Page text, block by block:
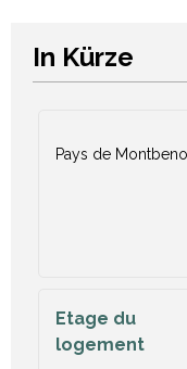
In Kürze
Pays de
Etage du
logement